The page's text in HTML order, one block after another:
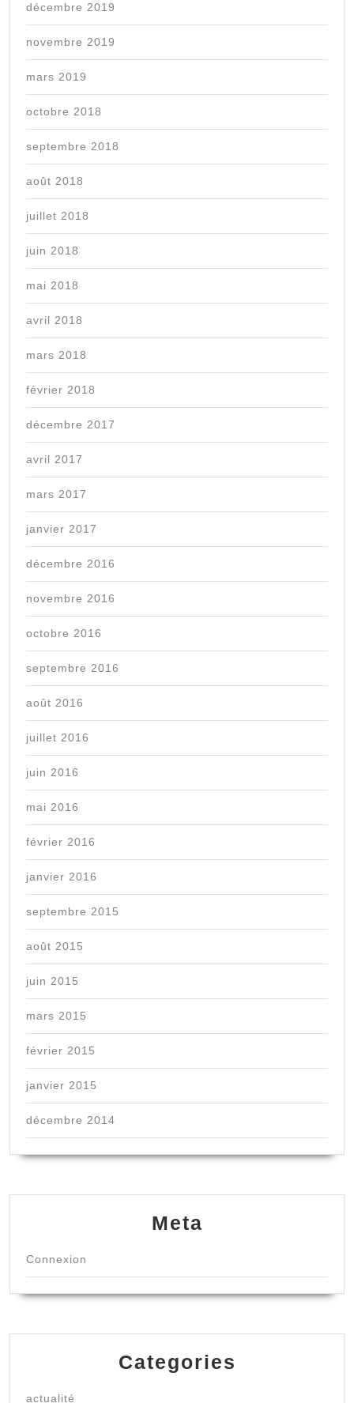
décembre 2019
novembre 2019
mars 2019
octobre 2018
septembre 2018
août 2018
juillet 2018
juin 2018
mai 2018
avril 2018
mars 2018
février 2018
décembre 2017
avril 2017
mars 2017
janvier 2017
décembre 2016
novembre 2016
octobre 2016
septembre 2016
août 2016
juillet 2016
juin 2016
mai 2016
février 2016
janvier 2016
septembre 2015
août 2015
juin 2015
mars 2015
février 2015
janvier 2015
décembre 2014
Meta
Connexion
Categories
actualité